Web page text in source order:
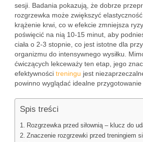
sesji. Badania pokazują, że dobrze
rozgrzewka może zwiększyć elastyczność
krążenie krwi, co w efekcie zmniejsza
poświęcić na nią 10-15 minut, aby
ciała o 2-3 stopnie, co jest istotne dla
organizmu do intensywnego wysiłku.
ćwiczących lekceważy ten etap, jego
efektywności treningu jest
powinno wyglądać idealne przygotowanie
Spis treści
Rozgrzewka przed siłownią – klucz do
Znaczenie rozgrzewki przed treningiem